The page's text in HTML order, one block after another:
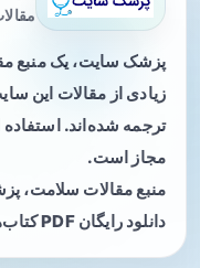
پزشک سایت، یک منبع
زیادی از مقالات این
ترجمه شده‌اند.
مجاز است.
منبع مقالات سلامت،
دانلود رایگان PDF کتاب‌های پزشکی.